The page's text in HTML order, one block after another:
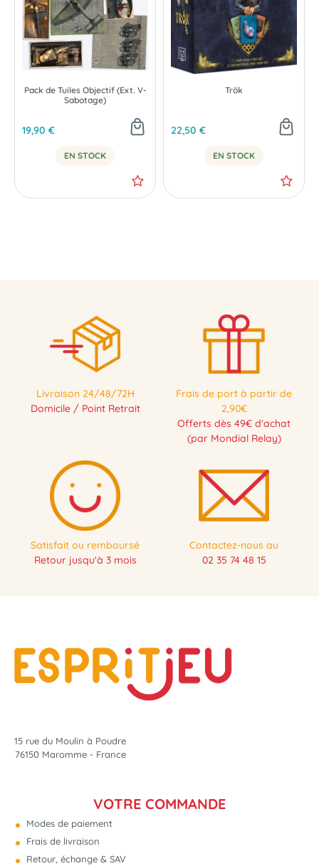
Pack de Tuiles Objectif (Ext. V-
Sabotage)
19,90 €
EN STOCK
Trök
22,50 €
EN STOCK
Livraison 24/48/72H
Domicile / Point Retrait
Frais de port à partir de
2,90€
Offerts dès 49€ d'achat
(par Mondial Relay)
Satisfait ou remboursé
Retour jusqu'à 3 mois
Contactez-nous au
02 35 74 48 15
15 rue du Moulin à Poudre
76150 Maromme - France
VOTRE COMMANDE
Modes de paiement
Frais de livraison
Retour, échange & SAV